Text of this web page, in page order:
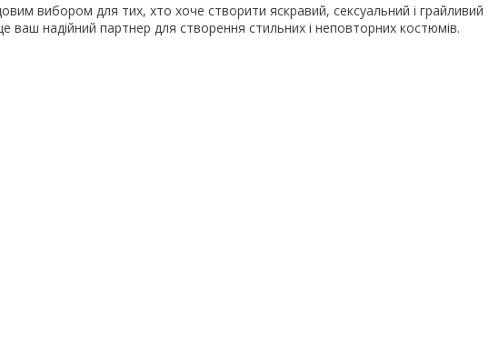
вибором для тих, хто хоче створити яскравий, сексуальний і грайливий
ваш надійний партнер для створення стильних і неповторних костюмів.